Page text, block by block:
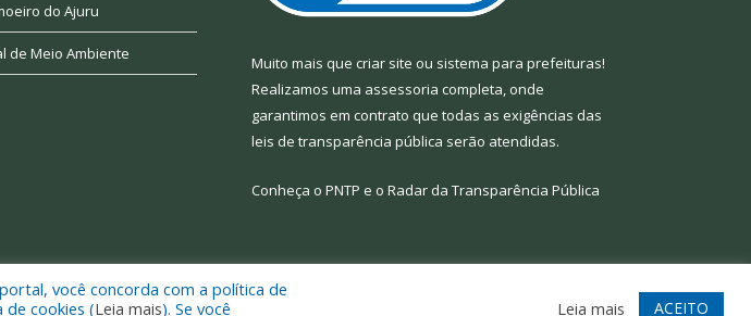
do Ajuru
de Meio Ambiente Muito mais que criar site ou sistema para prefeituras!
Realizamos uma assessoria completa, onde
garantimos em contrato que todas as exigências das
leis de transparência pública serão atendidas.
Conheça o PNTP e o Radar da Transparência Pública
Mapa do Site Acessar Webmail
você concorda com a política de
cookies (Leia mais). Se você Leia mais ACEITO